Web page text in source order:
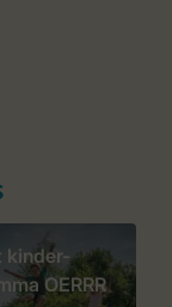
kinder-
OERRR